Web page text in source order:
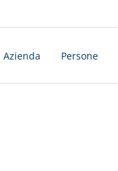
Azienda Persone